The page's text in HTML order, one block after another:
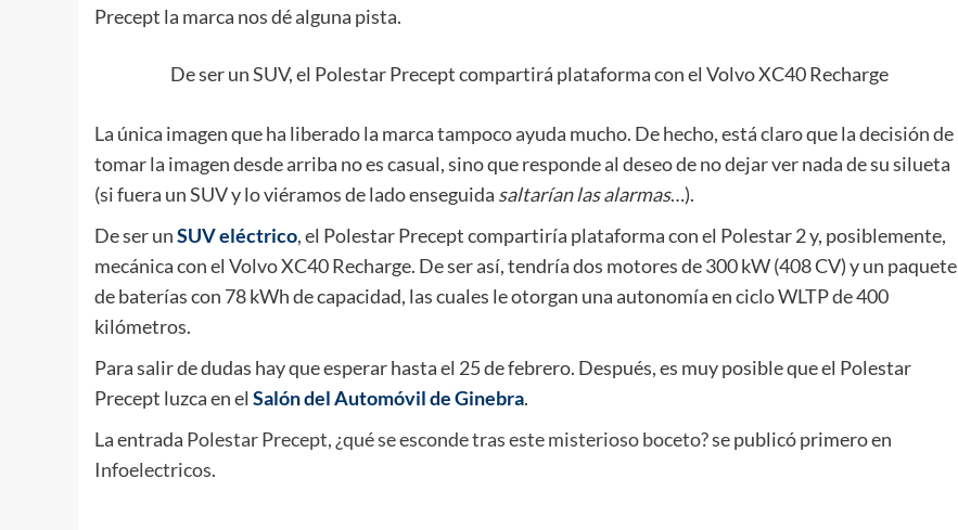
Precept la marca nos dé alguna pista.
De ser un SUV, el Polestar Precept compartirá plataforma con el Volvo XC40 Recharge
La única imagen que ha liberado la marca tampoco ayuda mucho. De hecho, está claro que la decisión de
tomar la imagen desde arriba no es casual, sino que responde al deseo de no dejar ver nada de su silueta
(si fuera un SUV y lo viéramos de lado enseguida saltarían las alarmas…).
De ser unSUV eléctrico, el Polestar Precept compartiría plataforma con el Polestar 2 y, posiblemente,
mecánica con el Volvo XC40 Recharge. De ser así, tendría dos motores de 300 kW (408 CV) y un paquete
de baterías con 78 kWh de capacidad, las cuales le otorgan una autonomía en ciclo WLTP de 400
kilómetros.
Para salir de dudas hay que esperar hasta el 25 de febrero. Después, es muy posible que el Polestar
Precept luzca en el Salón del Automóvil de Ginebra.
La entrada Polestar Precept, ¿qué se esconde tras este misterioso boceto?se publicó primero en
Infoelectricos.